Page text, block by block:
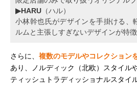
▶HARU （ハル）
小林幹也氏がデザインを手掛ける、
ルムと主張しすぎないデザインが特徴
さらに、 複数のモデルやコレクション
あり、ノルディック（北欧）スタイル
ティッシュトラディッショナルスタイ